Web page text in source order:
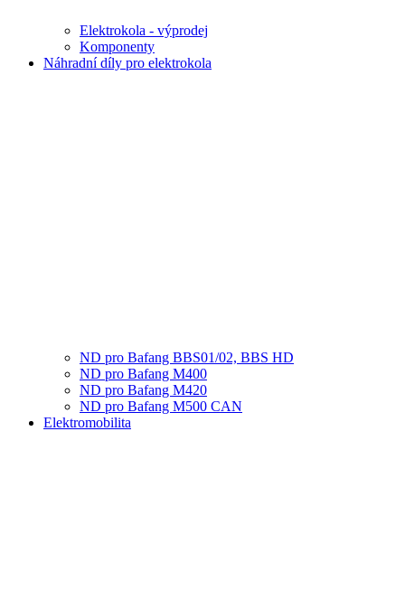
Elektrokola - výprodej
Komponenty
Náhradní díly pro elektrokola
ND pro Bafang BBS01/02, BBS HD
ND pro Bafang M400
ND pro Bafang M420
ND pro Bafang M500 CAN
Elektromobilita